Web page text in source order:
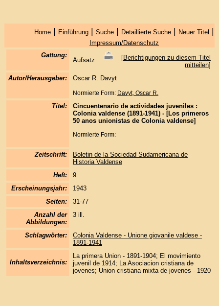
Home| Einführung| Suche| Detaillierte Suche| Neuer Titel |
Impressum/Datenschutz
Gattung:
Aufsatz [Berichtigungen zu diesem Titel
mitteilen]
Autor/Herausgeber:
Oscar R. Davyt
Normierte Form: Davyt, Oscar R.
Titel:
Cincuentenario de actividades juveniles :
Colonia valdense (1891-1941) - [Los primeros
50 anos unionistas de Colonia valdense]
Normierte Form:
Zeitschrift:
Boletin de la Sociedad Sudamericana de
Historia Valdense
Heft:
9
Erscheinungsjahr:
1943
Seiten:
31-77
Anzahl der
Abbildungen:
3 ill.
Schlagwörter:
Colonia Valdense - Unione giovanile valdese -
1891-1941
Inhaltsverzeichnis:
La primera Union - 1891-1904; El movimiento
juvenil de 1914; La Asociacion cristiana de
jovenes; Union cristiana mixta de jovenes - 1920